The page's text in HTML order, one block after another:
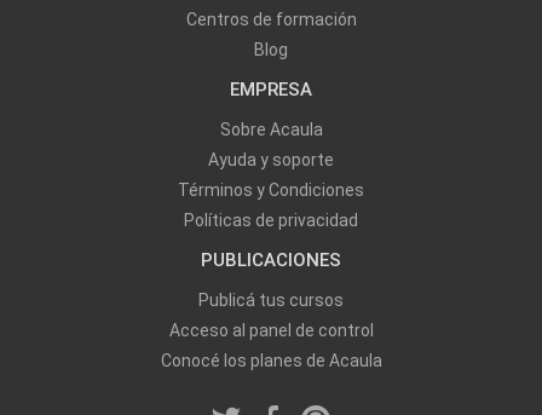
Centros de formación
Blog
EMPRESA
Sobre Acaula
Ayuda y soporte
Términos y Condiciones
Políticas de privacidad
PUBLICACIONES
Publicá tus cursos
Acceso al panel de control
Conocé los planes de Acaula